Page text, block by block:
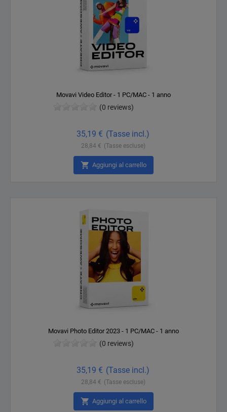
Movavi Video Editor - 1 PC/MAC - 1 anno
(0 reviews)
35,19 € (Tasse incl.)
28,84 € (Tasse escluse)
 Aggiungi al carrello
Movavi Photo Editor 2023 - 1 PC/MAC - 1 anno
(0 reviews)
35,19 € (Tasse incl.)
28,84 € (Tasse escluse)
 Aggiungi al carrello